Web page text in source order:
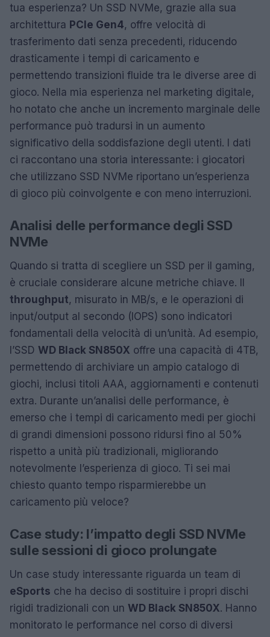
tua esperienza? Un SSD NVMe, grazie alla sua
architettura PCIe Gen4, offre velocità di
trasferimento dati senza precedenti, riducendo
drasticamente i tempi di caricamento e
permettendo transizioni fluide tra le diverse aree di
gioco. Nella mia esperienza nel marketing digitale,
ho notato che anche un incremento marginale delle
performance può tradursi in un aumento
significativo della soddisfazione degli utenti. I dati
ci raccontano una storia interessante: i giocatori
che utilizzano SSD NVMe riportano un’esperienza
di gioco più coinvolgente e con meno interruzioni.
Analisi delle performance degli SSD
NVMe
Quando si tratta di scegliere un SSD per il gaming,
è cruciale considerare alcune metriche chiave. Il
throughput, misurato in MB/s, e le operazioni di
input/output al secondo (IOPS) sono indicatori
fondamentali della velocità di un’unità. Ad esempio,
l’SSD WD Black SN850X offre una capacità di 4TB,
permettendo di archiviare un ampio catalogo di
giochi, inclusi titoli AAA, aggiornamenti e contenuti
extra. Durante un’analisi delle performance, è
emerso che i tempi di caricamento medi per giochi
di grandi dimensioni possono ridursi fino al 50%
rispetto a unità più tradizionali, migliorando
notevolmente l’esperienza di gioco. Ti sei mai
chiesto quanto tempo risparmierebbe un
caricamento più veloce?
Case study: l’impatto degli SSD NVMe
sulle sessioni di gioco prolungate
Un case study interessante riguarda un team di
eSports che ha deciso di sostituire i propri dischi
rigidi tradizionali con un WD Black SN850X. Hanno
monitorato le performance nel corso di diversi